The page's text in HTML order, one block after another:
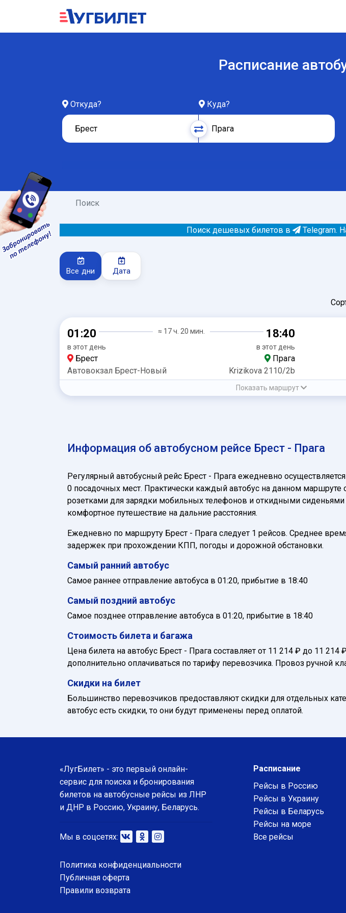
Расписание
Откуда? Куда?
Поиск
Поиск дешевых билетов в Telegram.
Все дни Дата
01:20
в этот день
≈ 17 ч. 20 мин. 18:40
в этот день
Брест
Прага
Автовокзал Брест-Новый
Krizikova 2110/2b
Показать маршрут
Информация об автобусном рейсе Брест - Прага
Регулярный автобусный рейс Брест - Прага ежедневно
0 посадочных мест. Практически каждый автобус на данном
розетками для зарядки мобильных телефонов и откидными сиденьями
комфортное путешествие на дальние расстояния.
Ежедневно по маршруту Брест - Прага следует 1 рейсов. Среднее
задержек при прохождении КПП, погоды и дорожной обстановки.
Самый ранний автобус
Самое раннее отправление автобуса в 01:20, прибытие в 18:40
Самый поздний автобус
Самое позднее отправление автобуса в 01:20, прибытие в 18:40
Стоимость билета и багажа
Цена билета на автобус Брест - Прага составляет от 11 214 ₽ до 11
дополнительно оплачиваться по тарифу перевозчика. Провоз ручной
Скидки на билет
Большинство перевозчиков предоставляют скидки для отдельных
автобус есть скидки, то они будут применены перед оплатой.
«ЛугБилет» - это первый онлайн-
сервис для поиска и бронирования
билетов на автобусные рейсы из ЛНР
и ДНР в Россию, Украину, Беларусь.
Мы в соцсетях:
Политика конфиденциальности
Публичная оферта
Правили возврата
Расписание
Рейсы в Россию
Рейсы в Украину
Рейсы в Беларусь
Рейсы на море
Все рейсы